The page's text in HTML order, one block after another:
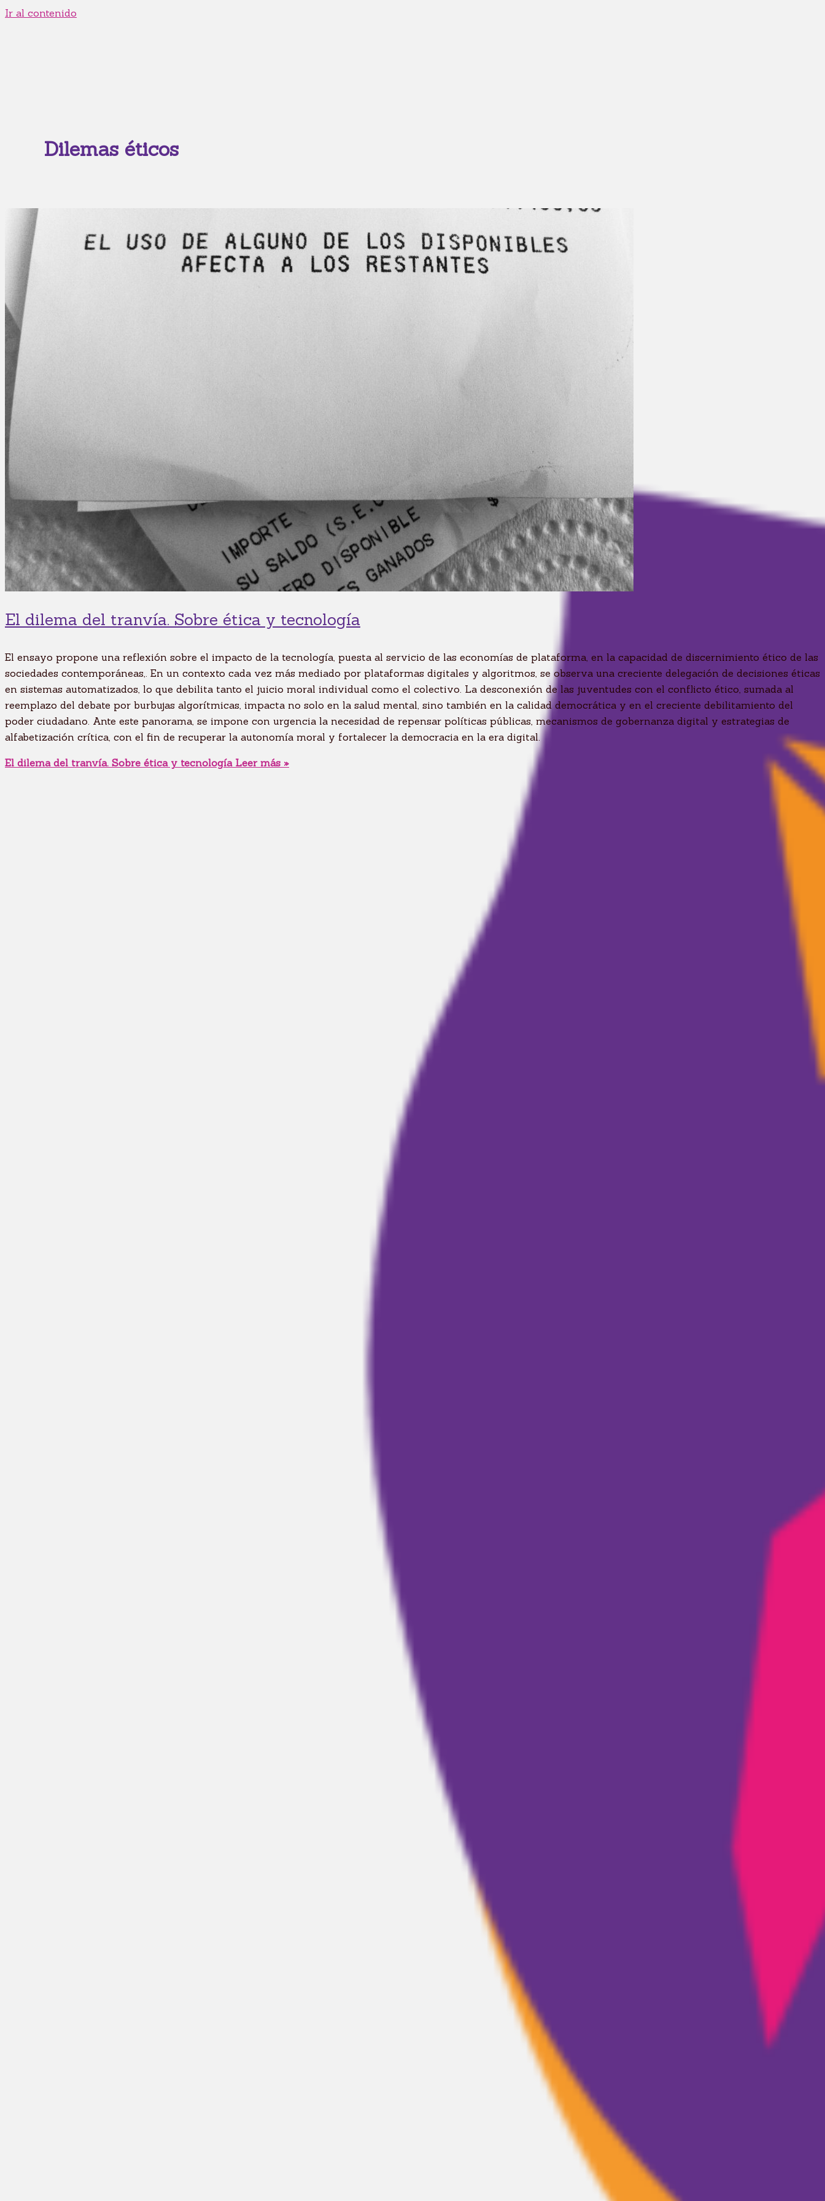
Ir al contenido
Dilemas éticos
El dilema del tranvía. Sobre ética y tecnología
El ensayo propone una reflexión sobre el impacto de la tecnología, puesta al servicio de las economías de plataforma, en la capacidad de discernimiento ético de las
sociedades contemporáneas,. En un contexto cada vez más mediado por plataformas digitales y algoritmos, se observa una creciente delegación de decisiones éticas
en sistemas automatizados, lo que debilita tanto el juicio moral individual como el colectivo. La desconexión de las juventudes con el conflicto ético, sumada al
reemplazo del debate por burbujas algorítmicas, impacta no solo en la salud mental, sino también en la calidad democrática y en el creciente debilitamiento del
poder ciudadano. Ante este panorama, se impone con urgencia la necesidad de repensar políticas públicas, mecanismos de gobernanza digital y estrategias de
alfabetización crítica, con el fin de recuperar la autonomía moral y fortalecer la democracia en la era digital.
El dilema del tranvía. Sobre ética y tecnologíaLeer más »